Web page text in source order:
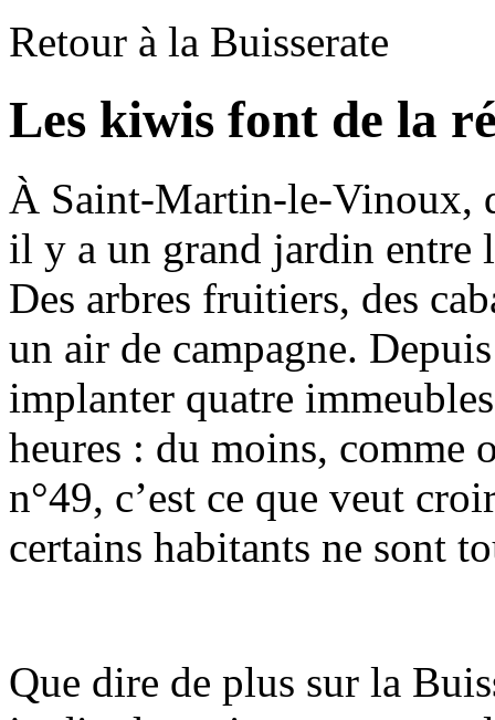
Retour à la Buisserate
Les kiwis font de la
À Saint-Martin-le-Vinoux,
il y a un grand jardin entre
Des arbres fruitiers, des
un air de campagne.
implanter quatre
heures : du moins, comme
n°49, c’est ce que veut
certains habitants ne sont
Que dire de plus sur la